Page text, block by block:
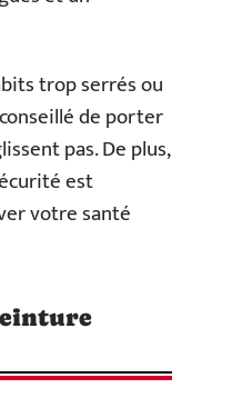
trop serrés ou
de porter
pas. De plus,
est
votre santé